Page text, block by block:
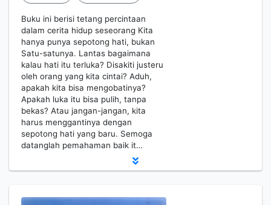
Buku ini berisi tetang percintaan
dalam cerita hidup seseorang Kita
hanya punya sepotong hati, bukan
Satu-satunya. Lantas bagaimana
kalau hati itu terluka? Disakiti justeru
oleh orang yang kita cintai? Aduh,
apakah kita bisa mengobatinya?
Apakah luka itu bisa pulih, tanpa
bekas? Atau jangan-jangan, kita
harus menggantinya dengan
sepotong hati yang baru. Semoga
datanglah pemahaman baik it…